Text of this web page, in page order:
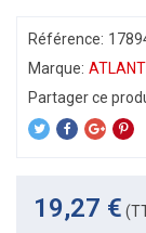
Référence:
Marque:
19,27 €